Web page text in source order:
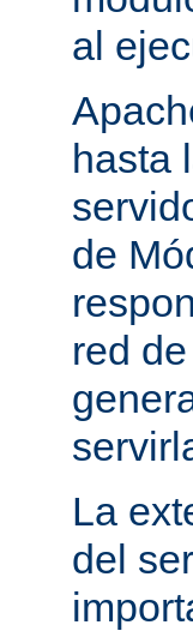
al
hasta
de
red
La
del